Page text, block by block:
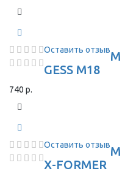
Оставить отзыв
GESS M18
740 р.
Оставить отзыв
X-FORMER